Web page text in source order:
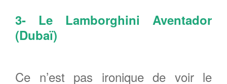
3- Le Lamborghini Aventador
(Dubaï)
Ce n’est pas ironique de voir le